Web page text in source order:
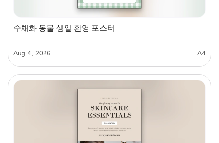
수채화 동물 생일 환영 포스터
Aug 4, 2026 A4